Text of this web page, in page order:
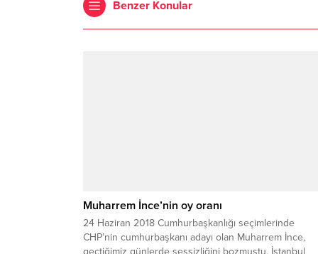
Benzer Konular
Muharrem İnce’nin oy oranı
24 Haziran 2018 Cumhurbaşkanlığı seçimlerinde
CHP’nin cumhurbaşkanı adayı olan Muharrem İnce,
geçtiğimiz günlerde sessizliğini bozmuştu. İstanbul